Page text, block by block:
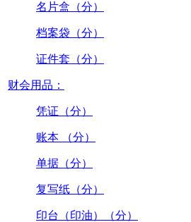
名片盒（分）
档案袋（分）
证件套（分）
财会用品：
凭证（分）
账本 （分）
单据（分）
复写纸（分）
印台（印油）（分）